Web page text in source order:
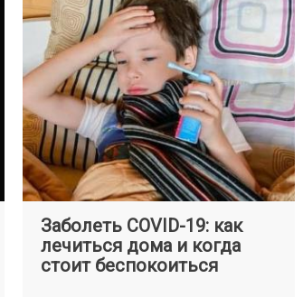
Оксана
Заболеть COVID-19: как
лечиться дома и когда
стоит беспокоиться